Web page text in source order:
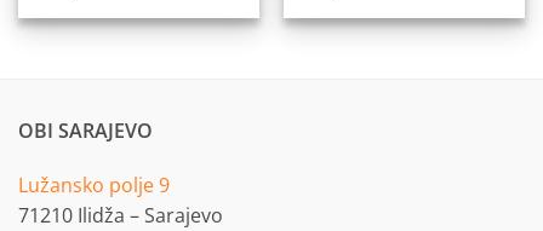
OBI SARAJEVO
Lužansko polje 9
71210 Ilidža – Sarajevo